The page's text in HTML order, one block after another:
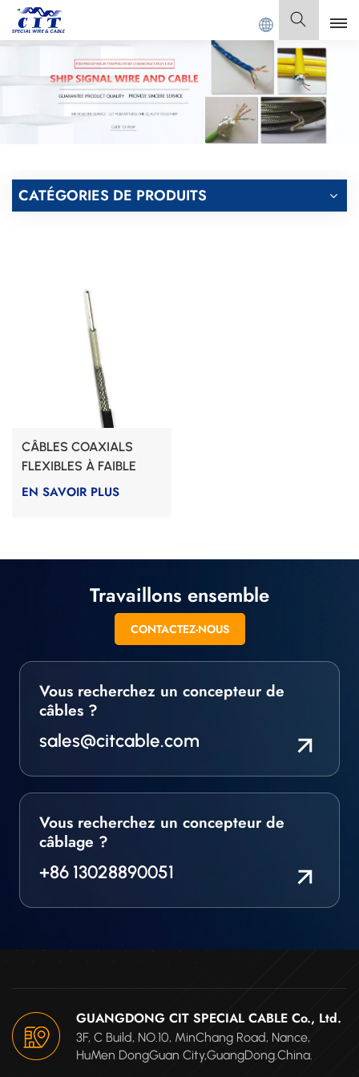
CIT SPECIAL CABLE Co., Ltd. Français
English
Français
Italiano
CATÉGORIES DE PRODUITS
CÂBLES COAXIALS
FLEXIBLES À FAIBLE
BRUIT AVEC GAINE FKM
EN SAVOIR PLUS
Travaillons ensemble
CONTACTEZ-NOUS
Vous recherchez un concepteur de
câbles ?
sales@citcable.com
Vous recherchez un concepteur de
câblage ?
+86 13028890051
GUANGDONG CIT SPECIAL CABLE Co., Ltd.
3F, C Build, NO.10, MinChang Road, Nance,
HuMen DongGuan City,GuangDong.China.